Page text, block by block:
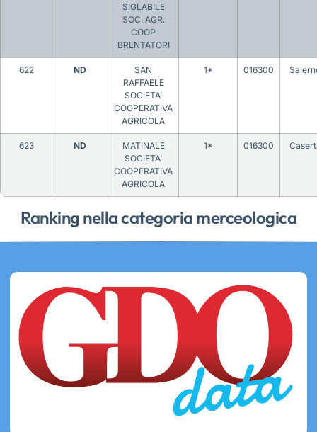
Ranking nella categoria merceologica
SIGLABILE
SOC. AGR.
COOP
BRENTATORI
622 ND
SAN
RAFFAELE
SOCIETA’
COOPERATIVA
AGRICOLA
1* 016300
623 ND
MATINALE
SOCIETA’
COOPERATIVA
AGRICOLA
1* 016300